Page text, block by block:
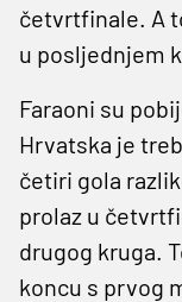
četvrtfinale. A
u posljednjem
Faraoni su
Hrvatska je
četiri gola
prolaz u
drugog kruga.
koncu s prvog